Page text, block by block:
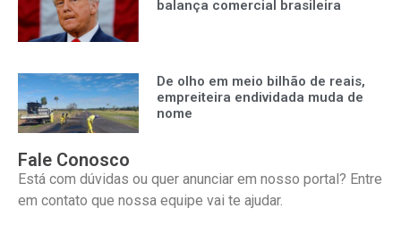
balança comercial brasileira
De olho em meio bilhão de reais,
empreiteira endividada muda de
nome
Fale Conosco
Está com dúvidas ou quer anunciar em nosso portal? Entre
em contato que nossa equipe vai te ajudar.